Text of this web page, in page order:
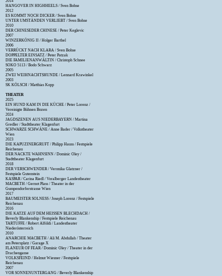
2014
HANGOVER IN HIGHHEELS / Sven Bohse
2012
ES KOMMT NOCH DICKER / Sven Bohse
UNTER UMSTÄNDEN VERLIEBT / Sven Bohse
2010
DER CHINESEDER CHINESE / Peter Keglevic
2007
WINZERKÖNIG II / Holger Barthel
2006
VERRÜCKT NACH KLARA / Sven Bohse
DOPPELTER EINSATZ / Peter Patzak
DIE FAMILIENANWÄLTIN / Christoph Schnee
SOKO 5113 / Bodo Schwarz
2005
ZWEI WEIHNACHTSHUNDE / Lennard Krawinkel
2003
SK KÖLSCH / Matthias Kopp
THEATER
2025
EIN HUND KAM IN DIE KÜCHE / Peter Lorenz /
Vereinigte Bühnen Bozen
2024
JAGDSZENEN AUS NIEDERBAYERN / Martina
Gredler / Stadttheater Klagenfurt
SCHWARZE SCHWÄNE / Anne Bader / Volkstheater
Wien
2023
DIE KAPUZINERGRUFT / Philipp Hauss / Festspiele
Reichenau
DER NACKTE WAHNSINN / Dominic Oley /
Stadttheater Klagenfurt
2018
DER VERSCHWENDER / Veronika Glatzner /
Festspiele Gutenstein
KASPAR / Carina Riedl / Voralberger Landestheater
MACBETH / Gernot Plass / Theater in der
Gumpendorferstrasse Wien
2017
BAUMEISTER SOLNESS / Joseph Lorenz / Festspiele
Reichenau
2016
DIE KATZE AUF DEM HEISSEN BLECHDACH /
Beverly Blankenship / Festspiele Reichenau
TARTUFFE / Robert Alföldi / Landestheater
Niederösterreich
2010
ANARCHIE MACBETH / Ali M. Abdullah / Theater
am Petersplatz / Garage X
FLANEUR OF FEAR / Dominic Oley / Theater in der
Drachengasse
VOLKSFEIND / Helmut Wiesner / Festspiele
Reichenau
2007
VOR SONNENUNTERGANG / Beverly Blankenship